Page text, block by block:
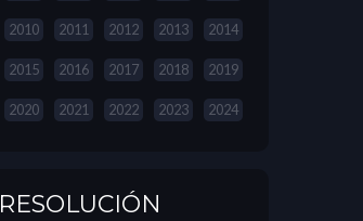
2010 2011 2012 2013 2014
2015 2016 2017 2018 2019
2020 2021 2022 2023 2024
RESOLUCIÓN